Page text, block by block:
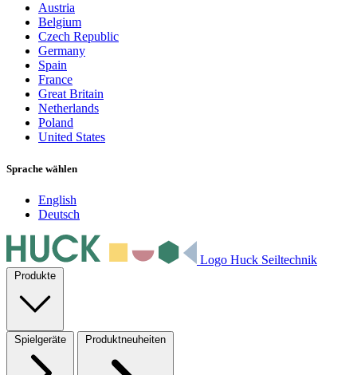
Austria
Belgium
Czech Republic
Germany
Spain
France
Great Britain
Netherlands
Poland
United States
Sprache wählen
English
Deutsch
Logo Huck Seiltechnik
Produkte
Spielgeräte Produktneuheiten